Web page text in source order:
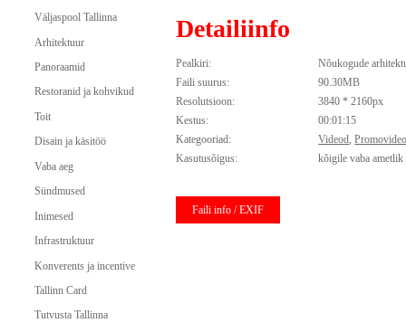
Väljaspool Tallinna
Arhitektuur
Panoraamid
Restoranid ja kohvikud
Toit
Disain ja käsitöö
Vaba aeg
Sündmused
Inimesed
Infrastruktuur
Konverents ja incentive
Tallinn Card
Tutvusta Tallinna
Detailiinfo
Pealkiri:
Nõukogude
Faili suurus:
90.30MB
Resolutsioon:
3840 * 2160px
Kestus:
00:01:15
Kategooriad:
Videod,
Kasutusõigus:
kõigile vaba
Faili info / EXIF